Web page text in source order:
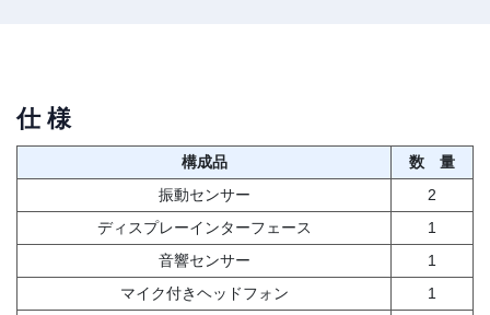
仕 様
構成品
数 量
振動センサー
2
ディスプレーインターフェース
1
音響センサー
1
マイク付きヘッドフォン
1